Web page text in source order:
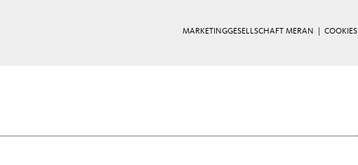
MARKETINGGESELLSCHAFT MERAN | COOKIES